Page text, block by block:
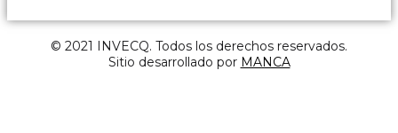
© 2021 INVECQ. Todos los derechos reservados.
Sitio desarrollado por MANCA